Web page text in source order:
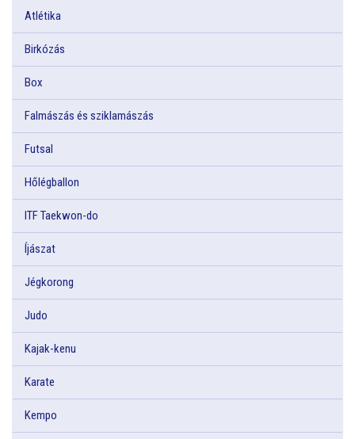
Atlétika
Birkózás
Box
Falmászás és sziklamászás
Futsal
Hőlégballon
ITF Taekwon-do
Íjászat
Jégkorong
Judo
Kajak-kenu
Karate
Kempo